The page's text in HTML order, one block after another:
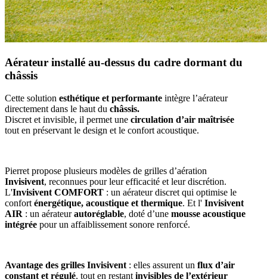
Aérateur installé au-dessus du cadre dormant du
châssis
Cette solution esthétique et performante intègre l’aérateur
directement dans le haut du châssis.
Discret et invisible, il permet une circulation d’air maîtrisée
tout en préservant le design et le confort acoustique.
Pierret propose plusieurs modèles de grilles d’aération
Invisivent, reconnues pour leur efficacité et leur discrétion.
L'Invisivent COMFORT : un aérateur discret qui optimise le
confort énergétique, acoustique et thermique. Et l' Invisivent
AIR : un aérateurautoréglable, doté d’une mousse acoustique
intégrée pour un affaiblissement sonore renforcé.
Avantage des grilles Invisivent : elles assurent un flux d’air
constant et régulé, tout en restant invisibles de l’extérieur